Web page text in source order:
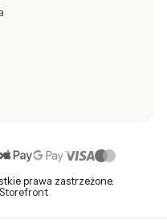
prawa zastrzeżone.